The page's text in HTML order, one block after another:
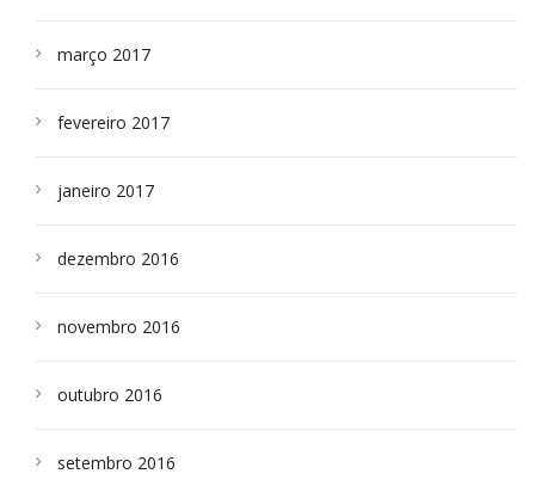
março 2017
fevereiro 2017
janeiro 2017
dezembro 2016
novembro 2016
outubro 2016
setembro 2016